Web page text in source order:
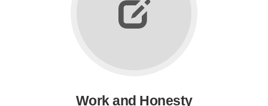
Work and Honesty